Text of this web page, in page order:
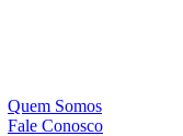
Quem Somos
Fale Conosco